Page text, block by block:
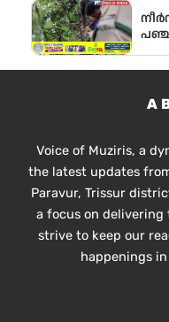
Voice of Muziris, a
the latest updates
Paravur, Trissur
a focus on
strive to keep our
happenings